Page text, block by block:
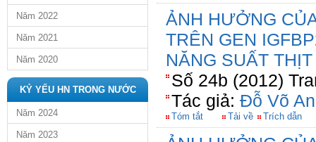
Năm 2022
Năm 2021
Năm 2020
KỶ YẾU HN TRONG NƯỚC
Năm 2024
Năm 2023
ẢNH HƯỞNG
TRÊN GEN
NĂNG SUẤT
Số 24b (2012)
Tác giả: Đỗ Võ
Tóm tắt Tải về Trích dẫn